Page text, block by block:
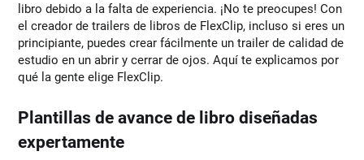
libro debido a la falta de experiencia. ¡No te preocupes! Con
el creador de trailers de libros de FlexClip, incluso si eres un
principiante, puedes crear fácilmente un trailer de calidad de
estudio en un abrir y cerrar de ojos. Aquí te explicamos por
qué la gente elige FlexClip.
Plantillas de avance de libro diseñadas
expertamente